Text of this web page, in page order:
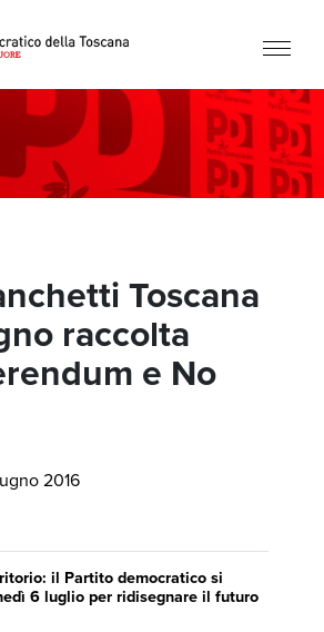
Toscana
raccolta
e No
2016
il Partito democratico si
6 luglio per ridisegnare il futuro